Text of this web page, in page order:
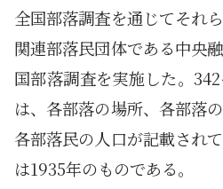
全国部落調査を通じてそれ
関連部落民団体である中央
国部落調査を実施した。
は、各部落の場所、各部落
各部落民の人口が記載され
は1935年のものである。